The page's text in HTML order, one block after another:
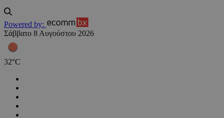
Powered by:
Σάββατο 8 Αυγούστου 2026
32°C